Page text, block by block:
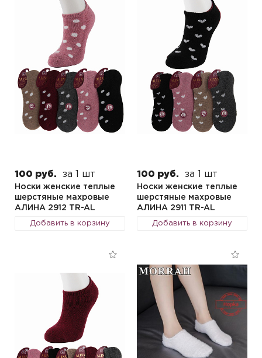
100 руб. за 1 шт
Носки женские теплые
шерстяные махровые
АЛИНА 2912 TR-AL
Добавить в корзину
100 руб. за 1 шт
Носки женские теплые
шерстяные махровые
АЛИНА 2911 TR-AL
Добавить в корзину